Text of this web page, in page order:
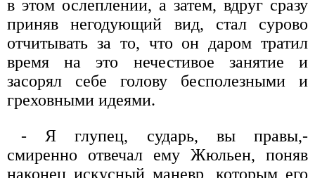
в этом ослеплении, а затем, вдруг сразу
приняв негодующий вид, стал сурово
отчитывать за то, что он даром тратил
время на это нечестивое занятие и
засорял себе голову бесполезными и
греховными идеями.
- Я глупец, сударь, вы правы,-
смиренно отвечал ему Жюльен, поняв
наконец искусный маневр, которым его